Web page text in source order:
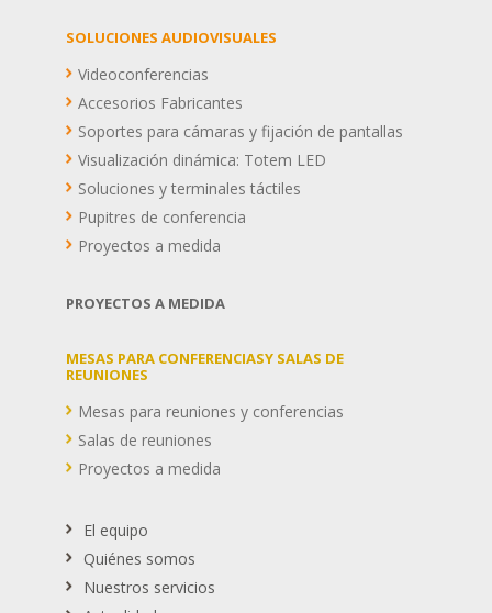
SOLUCIONES AUDIOVISUALES
Videoconferencias
Accesorios Fabricantes
Soportes para cámaras y fijación de pantallas
Visualización dinámica: Totem LED
Soluciones y terminales táctiles
Pupitres de conferencia
Proyectos a medida
PROYECTOS A MEDIDA
MESAS PARA CONFERENCIASY SALAS DE
REUNIONES
Mesas para reuniones y conferencias
Salas de reuniones
Proyectos a medida
El equipo
Quiénes somos
Nuestros servicios